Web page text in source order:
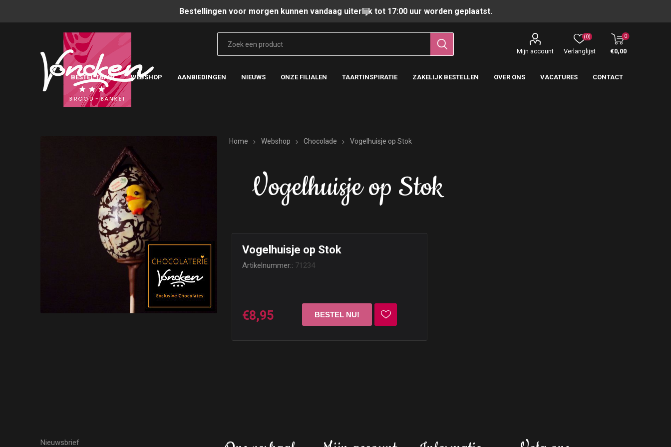
Bestellingen voor morgen kunnen vandaag uiterlijk tot 17:00 uur worden geplaatst.
Mijn account Verlanglijst
(0) 0
€0,00
BESTEL TAART WEBSHOP AANBIEDINGEN NIEUWS ONZE FILIALEN TAARTINSPIRATIE ZAKELIJK BESTELLEN OVER ONS VACATURES CONTACT
Home Webshop Chocolade Vogelhuisje op Stok
Vogelhuisje op Stok
Vogelhuisje op Stok
Artikelnummer:: 71234
€8,95
Nieuwsbrief